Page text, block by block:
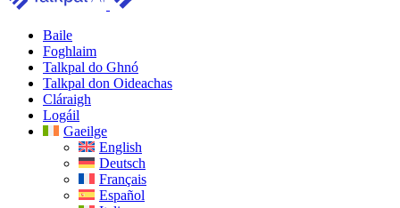
Baile
Foghlaim
Talkpal do Ghnó
Talkpal don Oideachas
Cláraigh
Logáil
Gaeilge
English
Deutsch
Français
Español